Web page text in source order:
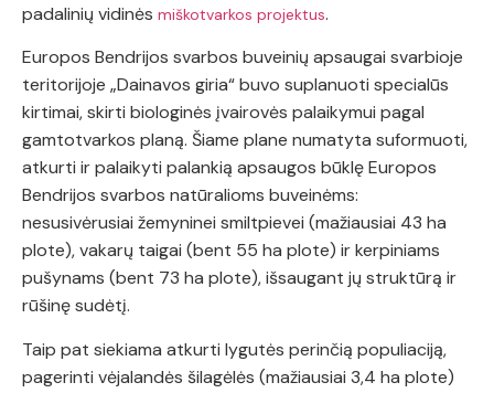
padalinių vidinės miškotvarkos projektus.
Europos Bendrijos svarbos buveinių apsaugai svarbioje
teritorijoje „Dainavos giria“ buvo suplanuoti specialūs
kirtimai, skirti biologinės įvairovės palaikymui pagal
gamtotvarkos planą. Šiame plane numatyta suformuoti,
atkurti ir palaikyti palankią apsaugos būklę Europos
Bendrijos svarbos natūralioms buveinėms:
nesusivėrusiai žemyninei smiltpievei (mažiausiai 43 ha
plote), vakarų taigai (bent 55 ha plote) ir kerpiniams
pušynams (bent 73 ha plote), išsaugant jų struktūrą ir
rūšinę sudėtį.
Taip pat siekiama atkurti lygutės perinčią populiaciją,
pagerinti vėjalandės šilagėlės (mažiausiai 3,4 ha plote)